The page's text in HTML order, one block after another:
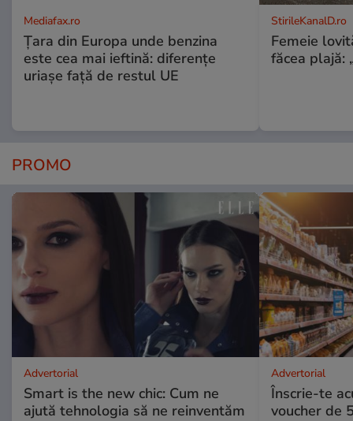
Mediafax.ro
Țara din Europa unde benzina
este cea mai ieftină: diferențe
uriașe față de restul UE
StirileKanalD.ro
Femeie
făcea plajă:
PROMO
Advertorial
Smart is the new chic: Cum ne
ajută tehnologia să ne reinventăm
Advertorial
Înscrie-te
voucher de